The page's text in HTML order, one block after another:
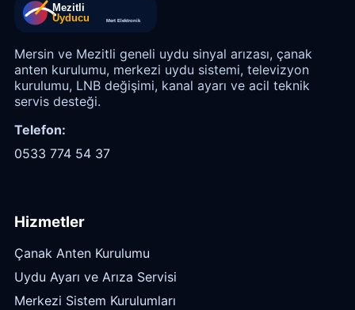
Mersin ve Mezitli geneli uydu sinyal arızası, çanak
anten kurulumu, merkezi uydu sistemi, televizyon
kurulumu, LNB değişimi, kanal ayarı ve acil teknik
servis desteği.
Telefon:
0533 774 54 37
Hizmetler
Çanak Anten Kurulumu
Uydu Ayarı ve Arıza Servisi
Merkezi Sistem Kurulumları